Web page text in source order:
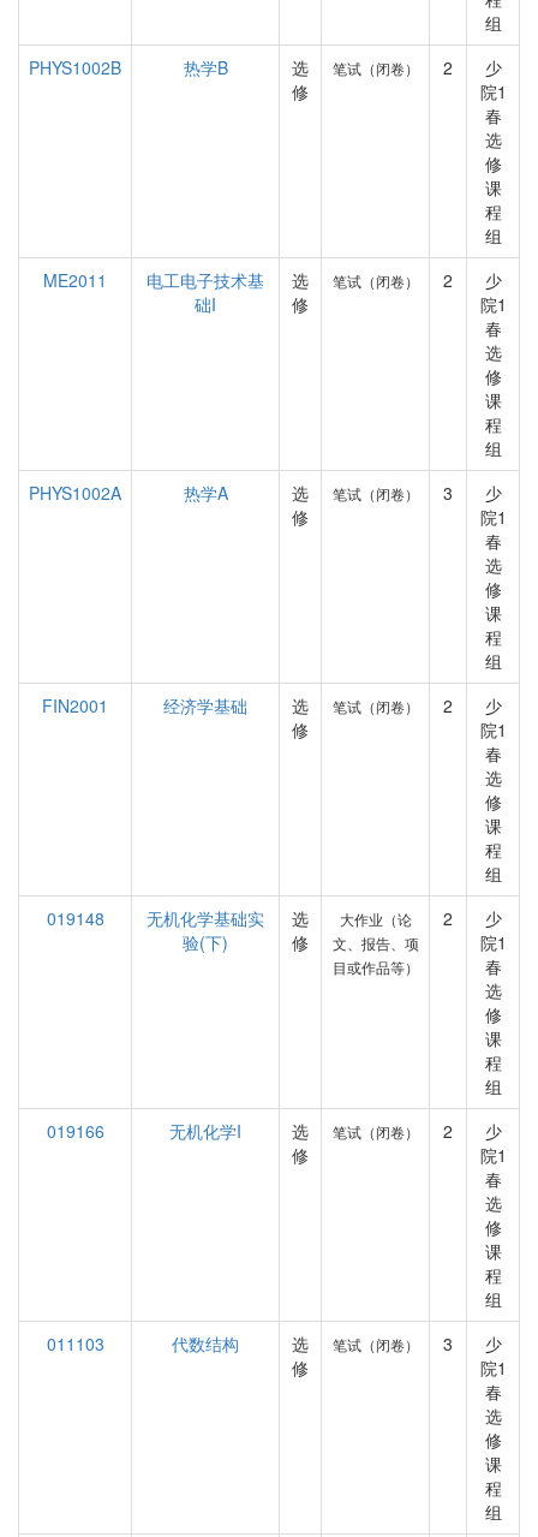
组
PHYS1002B
热学B
选
修
笔试（闭卷） 2
少
院1
春
选
修
课
程
组
ME2011
电工电子技术基
础I
选
修
笔试（闭卷） 2
少
院1
春
选
修
课
程
组
PHYS1002A
热学A
选
修
笔试（闭卷） 3
少
院1
春
选
修
课
程
组
FIN2001
经济学基础
选
修
笔试（闭卷） 2
少
院1
春
选
修
课
程
组
019148
无机化学基础实
验(下)
选
修
大作业（论
文、报告、项
目或作品等）
2
少
院1
春
选
修
课
程
组
019166
无机化学I
选
修
笔试（闭卷） 2
少
院1
春
选
修
课
程
组
011103
代数结构
选
修
笔试（闭卷） 3
少
院1
春
选
修
课
程
组